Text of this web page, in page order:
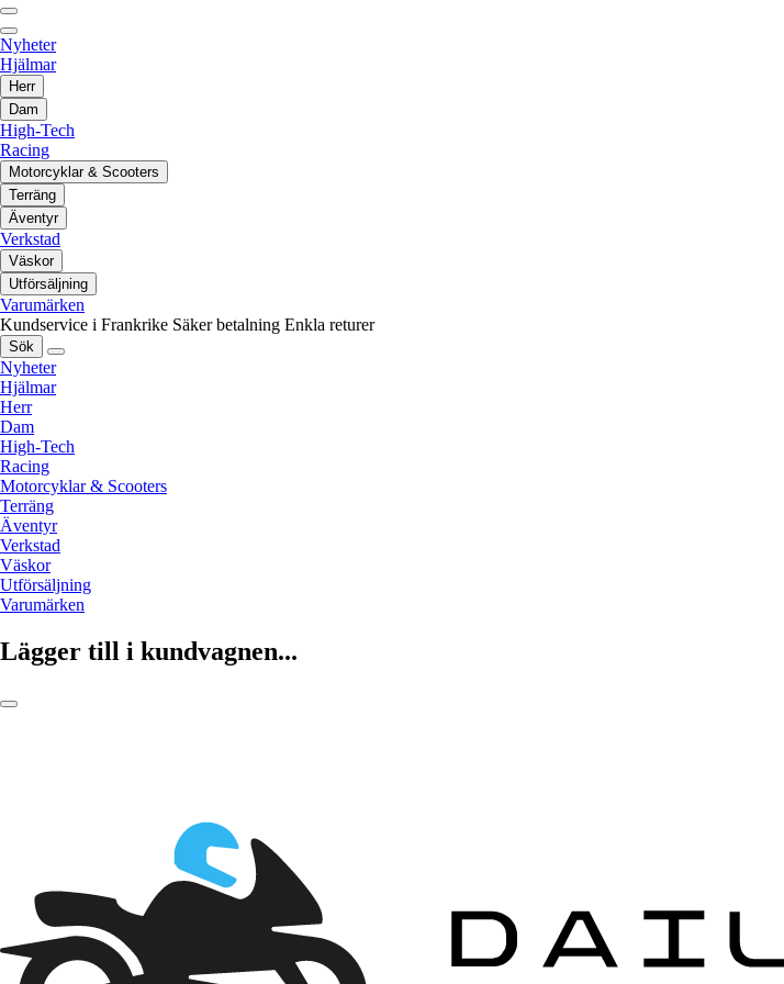
Nyheter
Hjälmar
Herr
Dam
High-Tech
Racing
Motorcyklar & Scooters
Terräng
Äventyr
Verkstad
Väskor
Utförsäljning
Varumärken
Kundservice i Frankrike Säker betalning Enkla returer
Sök
Nyheter
Hjälmar
Herr
Dam
High-Tech
Racing
Motorcyklar & Scooters
Terräng
Äventyr
Verkstad
Väskor
Utförsäljning
Varumärken
Lägger till i kundvagnen...